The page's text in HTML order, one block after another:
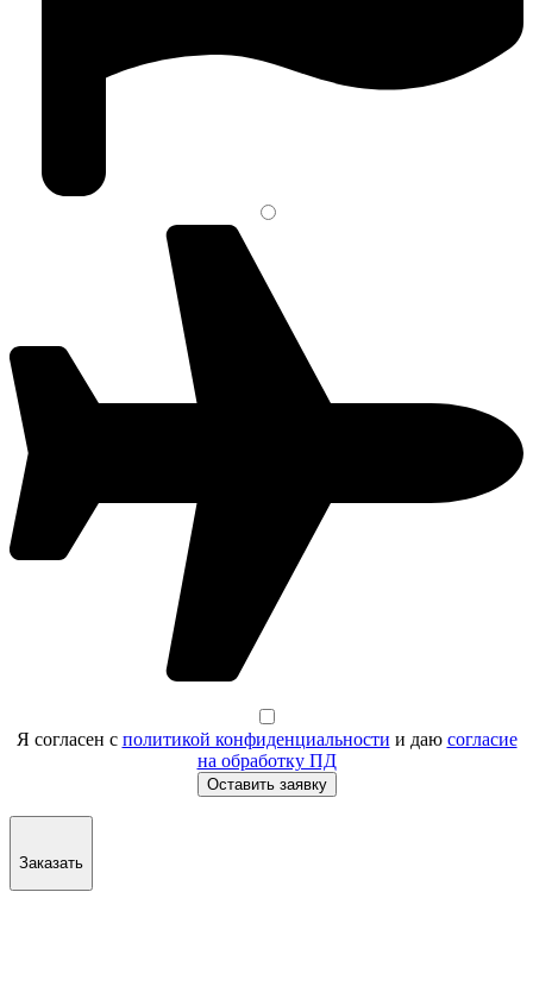
Я согласен с политикой конфиденциальности и даю согласие
на обработку ПД
Оставить заявку
Заказать